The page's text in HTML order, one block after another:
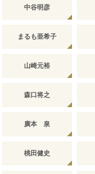
中谷明彦
まるも亜希子
山崎元裕
森口将之
廣本 泉
桃田健史